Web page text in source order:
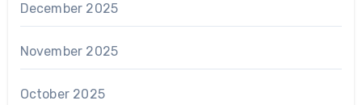
December 2025
November 2025
October 2025